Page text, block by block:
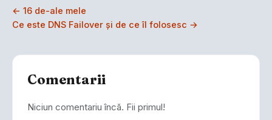
← 16 de-ale mele
Ce este DNS Failover și de ce îl folosesc →
Comentarii
Niciun comentariu încă. Fii primul!